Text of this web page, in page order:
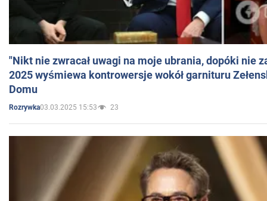
"Nikt nie zwracał uwagi na moje ubrania, dopóki nie
2025 wyśmiewa kontrowersje wokół garnituru
Domu
Rozrywka03.03.2025 15:53 23